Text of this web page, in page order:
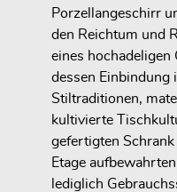
Porzellangeschirr
den Reichtum und
eines hochadeligen
dessen Einbindung
Stiltraditionen,
kultivierte
gefertigten Schrank
Etage
lediglich